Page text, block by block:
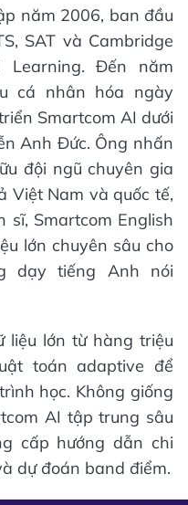
năm 2006, ban đầu
SAT và Cambridge
Learning. Đến năm
cá nhân hóa ngày
Smartcom AI dưới
Anh Đức. Ông nhấn
đội ngũ chuyên gia
Việt Nam và quốc tế,
sĩ, Smartcom English
lớn chuyên sâu cho
dạy tiếng Anh nói
liệu lớn từ hàng triệu
toán adaptive để
học. Không giống
AI tập trung sâu
cấp hướng dẫn chi
dự đoán band điểm.